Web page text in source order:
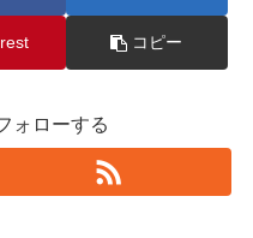
コピー
ォローする